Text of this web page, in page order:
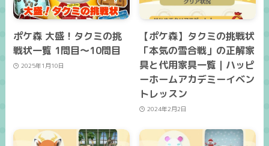
ポケ森 大盛！タクミの挑
戦状一覧 1問目～10問目
2025年1月10日
【ポケ森】タクミの挑戦状
「本気の雪合戦」の正解家
具と代用家具一覧｜ハッピ
ーホームアカデミーイベン
トレッスン
2024年2月2日